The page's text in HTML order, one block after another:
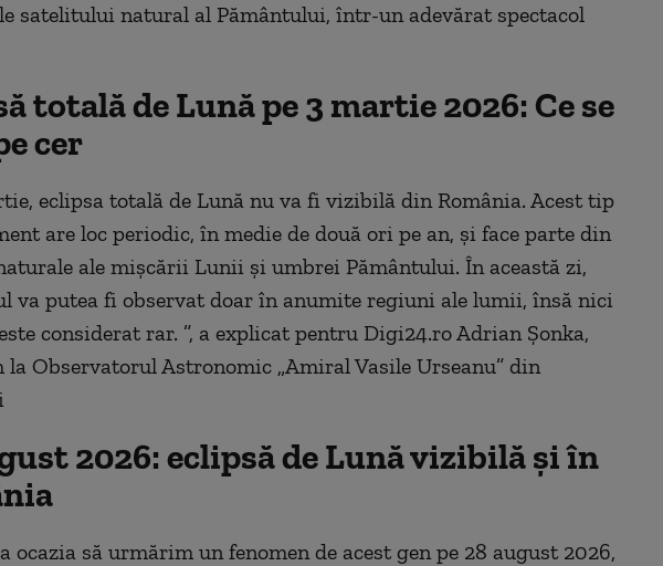
satelitului natural al Pământului, într-un adevărat spectacol
totală de Lună pe 3 martie 2026: Ce se
cer
eclipsa totală de Lună nu va fi vizibilă din România. Acest tip
are loc periodic, în medie de două ori pe an, și face parte din
ale mișcării Lunii și umbrei Pământului. În această zi,
va putea fi observat doar în anumite regiuni ale lumii, însă nici
considerat rar. ”, a explicat pentru Digi24.ro Adrian Șonka,
la Observatorul Astronomic „Amiral Vasile Urseanu” din
2026: eclipsă de Lună vizibilă și în
ocazia să urmărim un fenomen de acest gen pe 28 august 2026,